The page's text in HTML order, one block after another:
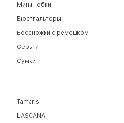
Мини-юбки
Бюстгальтеры
Босоножки с ремешком
Серьги
Сумки
Tamaris
LASCANA